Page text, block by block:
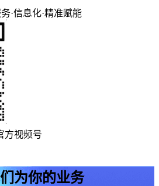
·信息化·精准赋能
方视频号
为你的业务